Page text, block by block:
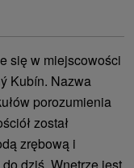
się w miejscowości
Kubín. Nazwa
porozumienia
został
zrębową i
dziś. Wnętrze jest